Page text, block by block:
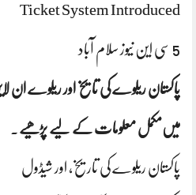
Ticket System Introduced
5 سی این نیوز سلام آباد
پاکستان ریلوے کی تایخ اور ریلوے
میں‌مکمل معلومات کے لیے پڑھیے
پاکستان ریلوے کی تاریخ، اور شیڈول